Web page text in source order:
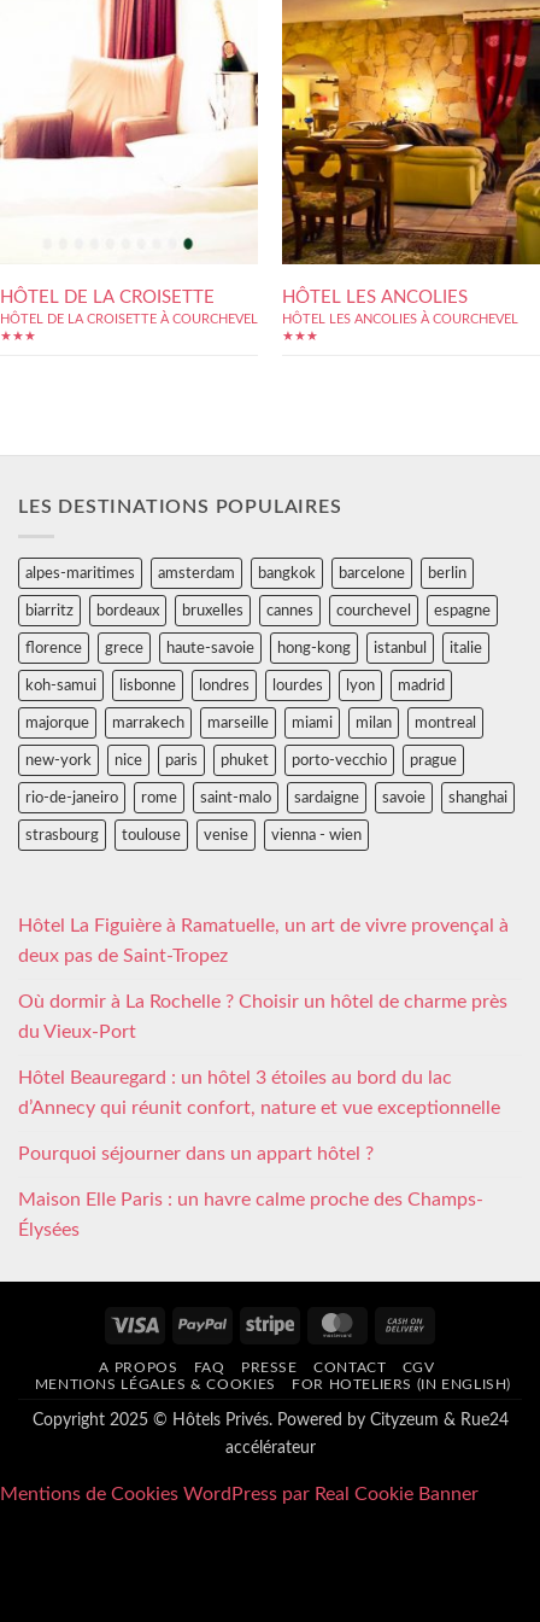
HÔTEL DE LA CROISETTE
HÔTEL DE LA CROISETTE À COURCHEVEL
★★★
HÔTEL LES ANCOLIES
HÔTEL LES ANCOLIES À COURCHEVEL
★★★
LES DESTINATIONS POPULAIRES
alpes-maritimes amsterdam bangkok barcelone berlin
biarritz bordeaux bruxelles cannes courchevel espagne
florence grece haute-savoie hong-kong istanbul italie
koh-samui lisbonne londres lourdes lyon madrid
majorque marrakech marseille miami milan montreal
new-york nice paris phuket porto-vecchio prague
rio-de-janeiro rome saint-malo sardaigne savoie shanghai
strasbourg toulouse venise vienna - wien
Hôtel La Figuière à Ramatuelle, un art de vivre provençal à
deux pas de Saint-Tropez
Où dormir à La Rochelle ? Choisir un hôtel de charme près
du Vieux-Port
Hôtel Beauregard : un hôtel 3 étoiles au bord du lac
d’Annecy qui réunit confort, nature et vue exceptionnelle
Pourquoi séjourner dans un appart hôtel ?
Maison Elle Paris : un havre calme proche des Champs-
Élysées
Visa PayPal Stripe MasterCard
Delivery
A PROPOS FAQ PRESSE CONTACT
CGV
MENTIONS LÉGALES & COOKIES
FOR HOTELIERS (IN ENGLISH)
Copyright 2025 © Hôtels Privés. Powered by Cityzeum & Rue24
accélérateur
Mentions de Cookies WordPress par Real Cookie Banner